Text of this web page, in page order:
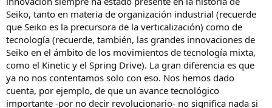
Seiko, tanto en materia de organización industrial (recuerde
que Seiko es la precursora de la verticalización) como de
tecnología (recuerde, también, las grandes innovaciones de
Seiko en el ámbito de los movimientos de tecnología mixta,
como el Kinetic y el Spring Drive). La gran diferencia es que
ya no nos contentamos solo con eso. Nos hemos dado
cuenta, por ejemplo, de que un avance tecnológico
importante -por no decir revolucionario- no significa nada si